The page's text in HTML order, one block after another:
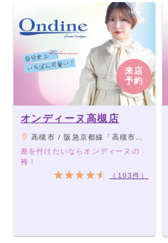
来店
予約
オンディーヌ高槻店
高槻市 / 阪急京都線「高槻市駅」より徒歩2分
差を付けたいならオンディーヌの
袴！
（103件）